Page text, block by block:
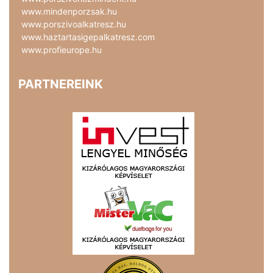
www.mindenporzsak.hu
www.porszivoalkatresz.hu
www.haztartasigepalkatresz.com
www.profieurope.hu
PARTNEREINK